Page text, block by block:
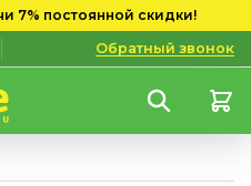
7% постоянной скидки!
Обратный звонок